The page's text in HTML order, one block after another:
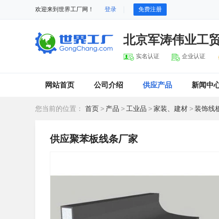
欢迎来到世界工厂网！ 登录 免费注册
北京军涛伟业工
实名认证 企业认证
网站首页 公司介绍 供应产品 新闻中
您当前的位置： 首页 > 产品 > 工业品 >家装、建材 >装饰线
供应聚苯板线条厂家